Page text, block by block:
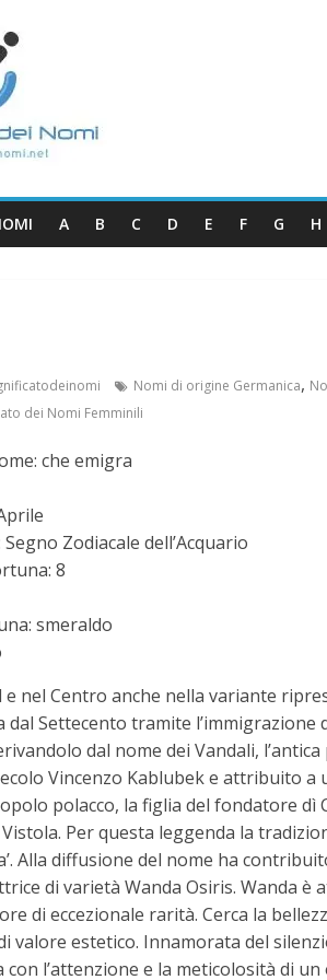
A B C D E F G H
Nomi di origine Germanica,
dei Nomi Femminili
che emigra
Zodiacale dell’Acquario
8
smeraldo
nel Centro anche nella variante
Settecento tramite l’immigrazione
dal nome dei Vandali,
Vincenzo Kablubek e attribuito
polacco, la figlia del fondatore dì
Per questa leggenda la
Alla diffusione del nome ha
di varietà Wanda Osiris. Wanda
di eccezionale rarità. Cerca la
valore estetico. Innamorata del
l’attenzione e la meticolosità di